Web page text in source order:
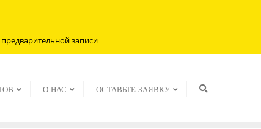
записи
О НАС ОСТАВЬТЕ ЗАЯВКУ